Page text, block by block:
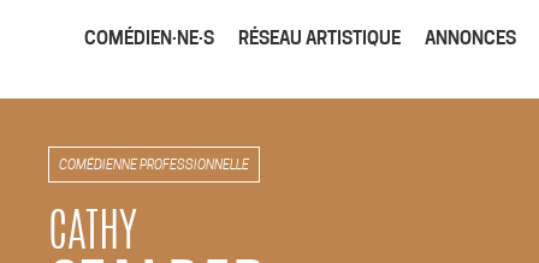
COMÉDIEN·NE·S RÉSEAU ARTISTIQUE ANNONCES
COMÉDIENNE PROFESSIONNELLE
CATHY